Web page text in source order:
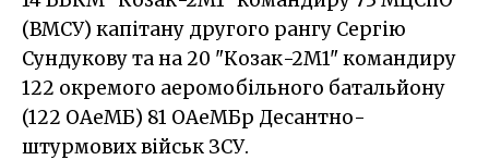
(ВМСУ) капітану другого рангу Сергію
Сундукову та на 20 "Козак-2М1" командиру
122 окремого аеромобільного батальйону
(122 ОАеМБ) 81 ОАеМБр Десантно-
штурмових військ ЗСУ.